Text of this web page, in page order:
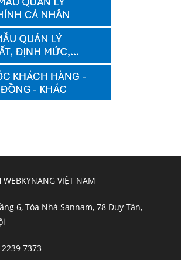
WEBKYNANG VIỆT NAM
6, Tòa Nhà Sannam, 78 Duy Tân,
7373